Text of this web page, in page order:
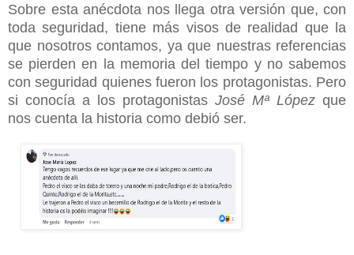
Sobre esta anécdota nos llega otra versión que, con
toda seguridad, tiene más visos de realidad que la
que nosotros contamos, ya que nuestras referencias
se pierden en la memoria del tiempo y no sabemos
con seguridad quienes fueron los protagonistas. Pero
si conocía a los protagonistas José Mª López que
nos cuenta la historia como debió ser.